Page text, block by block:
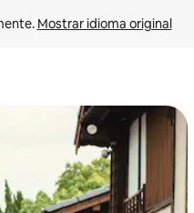
Mostrar idioma original